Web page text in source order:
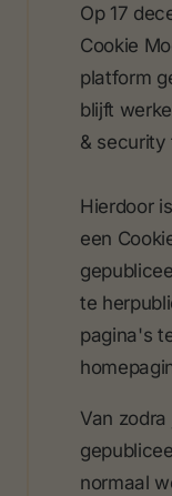
Op 17
Cookie
platform
blijft
& security
Hierdoor
een
te
pagina's
Van
normaal